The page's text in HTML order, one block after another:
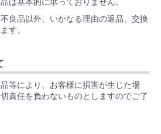
良品以外、いかなる理由の返品、交換
す。
等により、お客様に損害が生じた場
責任を負わないものとしますのでご了